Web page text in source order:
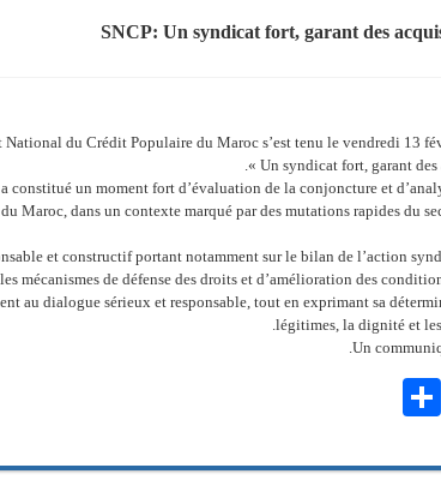
SNCP: Un syndicat fort, garant des
du Crédit Populaire du Maroc s’est tenu le vendredi 13
constitué un moment fort d’évaluation de la conjoncture et
Maroc, dans un contexte marqué par des mutations rapides du
et constructif portant notamment sur le bilan de l’action
mécanismes de défense des droits et d’amélioration des
au dialogue sérieux et responsable, tout en exprimant sa
légitimes, la dignité et
Un
LinkedIn